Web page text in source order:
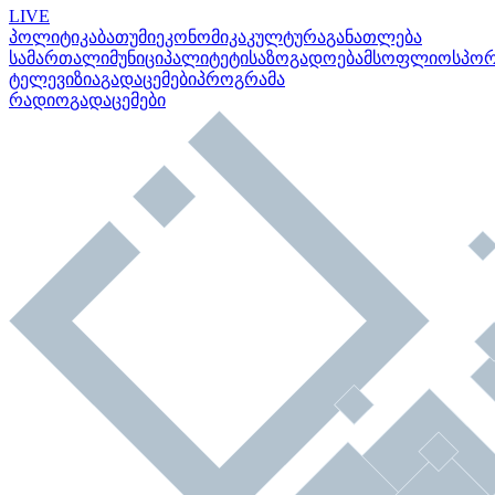
LIVE
პოლიტიკაბათუმიეკონომიკაკულტურაგანათლება
სამართალიმუნიციპალიტეტისაზოგადოებამსოფლიო
ტელევიზიაგადაცემებიპროგრამა
რადიოგადაცემები